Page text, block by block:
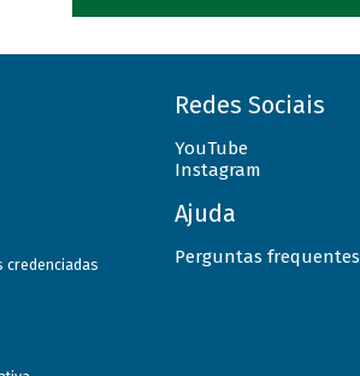
credenciadas
Redes Sociais
YouTube
Instagram
Ajuda
Perguntas frequentes